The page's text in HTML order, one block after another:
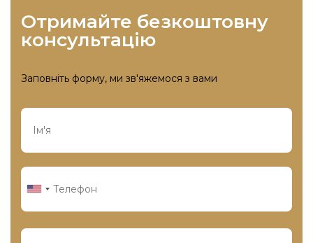
отримайте безкоштовну
консультацію
Заповніть форму, ми зв'яжемося з вами